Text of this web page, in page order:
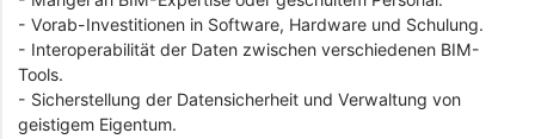
- Vorab-Investitionen in Software, Hardware und Schulung.
- Interoperabilität der Daten zwischen verschiedenen BIM-
Tools.
- Sicherstellung der Datensicherheit und Verwaltung von
geistigem Eigentum.